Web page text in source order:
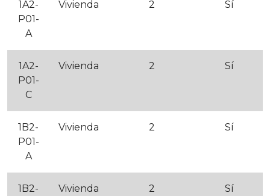
1A2-
P01-
A
Vivienda 2 Sí
1A2-
P01-
C
Vivienda 2 Sí
1B2-
P01-
A
Vivienda 2 Sí
1B2-
Vivienda 2 Sí